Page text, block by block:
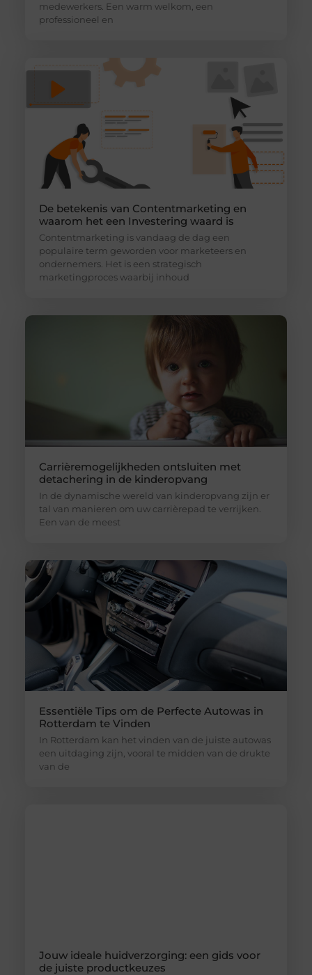
medewerkers. Een warm welkom, een
professioneel en
De betekenis van Contentmarketing en
waarom het een Investering waard is
Contentmarketing is vandaag de dag een
populaire term geworden voor marketeers en
ondernemers. Het is een strategisch
marketingproces waarbij inhoud
Carrièremogelijkheden ontsluiten met
detachering in de kinderopvang
In de dynamische wereld van kinderopvang zijn er
tal van manieren om uw carrièrepad te verrijken.
Een van de meest
Essentiële Tips om de Perfecte Autowas in
Rotterdam te Vinden
In Rotterdam kan het vinden van de juiste autowas
een uitdaging zijn, vooral te midden van de drukte
van de
Jouw ideale huidverzorging: een gids voor
de juiste productkeuzes